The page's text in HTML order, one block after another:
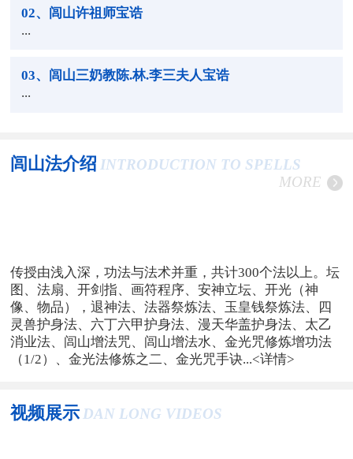
02、闾山许祖师宝诰
...
03、闾山三奶教陈.林.李三夫人宝诰
...
闾山法介绍 INTRODUCTION TO SPELLS
MORE
传授由浅入深，功法与法术并重，共计300个法以上。坛
图、法扇、开剑指、画符程序、安神立坛、开光（神
像、物品），退神法、法器祭炼法、玉皇钱祭炼法、四
灵兽护身法、六丁六甲护身法、漫天华盖护身法、太乙
消业法、闾山增法咒、闾山增法水、金光咒修炼增功法
（1/2）、金光法修炼之二、金光咒手诀...<详情>
视频展示 DAN LONG VIDEOS